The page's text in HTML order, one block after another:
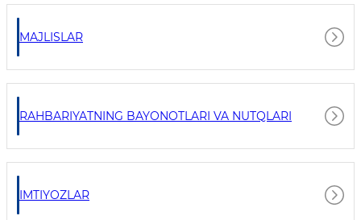
MAJLISLAR
RAHBARIYATNING BAYONOTLARI VA NUTQLARI
IMTIYOZLAR